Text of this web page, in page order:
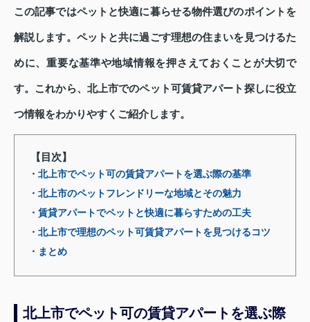
この記事ではペットと快適に暮らせる物件選びのポイントを
解説します。ペットと共に過ごす理想の住まいを見つけるた
めに、重要な基準や地域情報を押さえておくことが大切で
す。これから、北上市でのペット可賃貸アパート探しに役立
つ情報をわかりやすくご紹介します。
【目次】
・北上市でペット可の賃貸アパートを選ぶ際の基準
・北上市のペットフレンドリーな地域とその魅力
・賃貸アパートでペットと快適に暮らすための工夫
・北上市で理想のペット可賃貸アパートを見つけるコツ
・まとめ
北上市でペット可の賃貸アパートを選ぶ際